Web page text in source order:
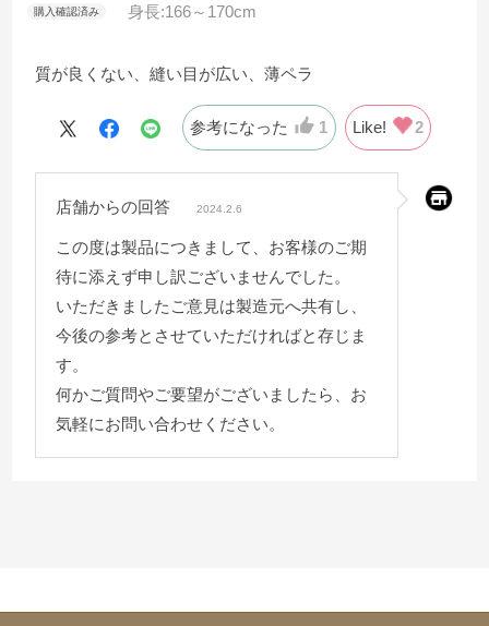
身長:166～170cm
質が良くない、縫い目が広い、薄ペラ
参考になった 1 Like! 2
店舗からの回答 2024.2.6
この度は製品につきまして、お客様のご期
待に添えず申し訳ございませんでした。
いただきましたご意見は製造元へ共有し、
今後の参考とさせていただければと存じま
す。
何かご質問やご要望がございましたら、お
気軽にお問い合わせください。